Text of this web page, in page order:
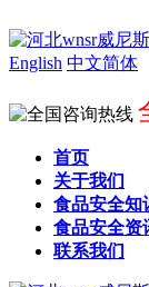
English 中文简体
首页
关于我们
食品安全知
食品安全资
联系我们